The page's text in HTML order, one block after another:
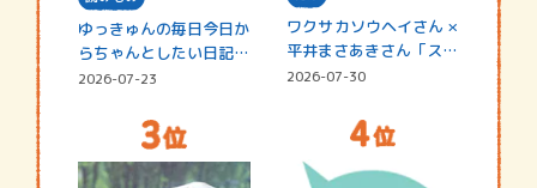
ゆっきゅんの毎日今日か
らちゃんとしたい日記
☆202…
2026-07-23
ワクサカソウヘイさん ×
平井まさあきさん「スペ
シャ…
2026-07-30